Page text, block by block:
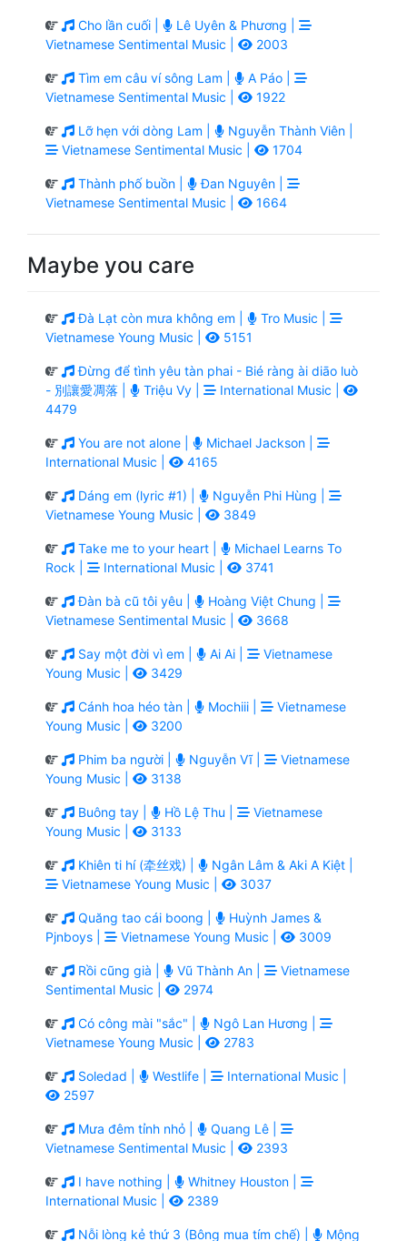
Cho lần cuối |
Lê Uyên & Phương |
Vietnamese Sentimental Music |
2003
Tìm em câu ví sông Lam |
A Páo |
Vietnamese Sentimental Music |
1922
Lỡ hẹn với dòng Lam |
Nguyễn Thành Viên |
Vietnamese Sentimental Music |
1704
Thành phố buồn |
Đan Nguyên |
Vietnamese Sentimental Music |
1664
Maybe you care
Đà Lạt còn mưa không em |
Tro Music |
Vietnamese Young Music |
5151
Đừng để tình yêu tàn phai - Bié ràng ài diāo luò
- 別讓愛凋落 |
Triệu Vy |
International Music |
4479
You are not alone |
Michael Jackson |
International Music |
4165
Dáng em (lyric #1) |
Nguyễn Phi Hùng |
Vietnamese Young Music |
3849
Take me to your heart |
Michael Learns To
Rock |
International Music | 3741
Đàn bà cũ tôi yêu |
Hoàng Việt Chung |
Vietnamese Sentimental Music |
3668
Say một đời vì em | Ai Ai |
Vietnamese
Young Music |
3429
Cánh hoa héo tàn | Mochiii |
Vietnamese
Young Music |
3200
Phim ba người | Nguyễn Vĩ |
Vietnamese
Young Music |
3138
Buông tay | Hồ Lệ Thu |
Vietnamese
Young Music |
3133
Khiên ti hí (牵丝戏) |
Ngân Lâm & Aki A Kiệt |
Vietnamese Young Music |
3037
Quăng tao cái boong |
Huỳnh James &
Pjnboys |
Vietnamese Young Music | 3009
Rồi cũng già | Vũ Thành An |
Vietnamese
Sentimental Music |
2974
Có công mài "sắc" |
Ngô Lan Hương |
Vietnamese Young Music |
2783
Soledad | Westlife |
International Music |
2597
Mưa đêm tỉnh nhỏ |
Quang Lê |
Vietnamese Sentimental Music |
2393
I have nothing |
Whitney Houston |
International Music |
2389
Nỗi lòng kẻ thứ 3 (Bông mua tím chế) | Mộng